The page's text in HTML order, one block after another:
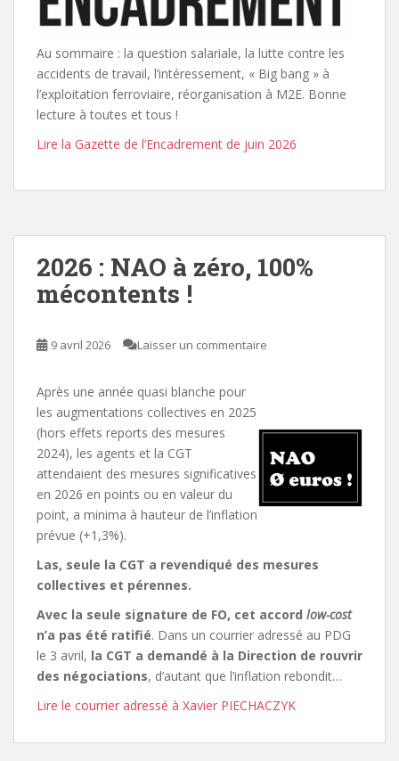
Au sommaire : la question salariale, la lutte contre les
accidents de travail, l’intéressement, « Big bang » à
l’exploitation ferroviaire, réorganisation à M2E. Bonne
lecture à toutes et tous !
Lire la Gazette de l’Encadrement de juin 2026
2026 : NAO à zéro, 100%
mécontents !
9 avril 2026 Laisser un commentaire
Après une année quasi blanche pour
les augmentations collectives en 2025
(hors effets reports des mesures
2024), les agents et la CGT
attendaient des mesures significatives
en 2026 en points ou en valeur du
point, a minima à hauteur de l’inflation
prévue (+1,3%).
Las, seule la CGT a revendiqué des mesures
collectives et pérennes.
Avec la seule signature de FO, cet accord low-cost
n’a pas été ratifié. Dans un courrier adressé au PDG
le 3 avril, la CGT a demandé à la Direction de rouvrir
des négociations, d’autant que l’inflation rebondit…
Lire le courrier adressé à Xavier PIECHACZYK